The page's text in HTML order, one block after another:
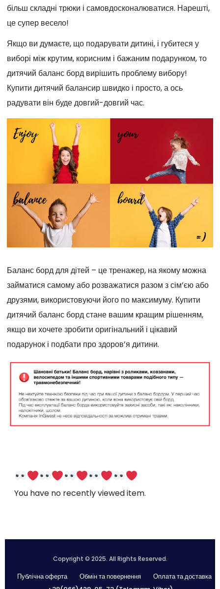
більш складні трюки і самовдосконалюватися. Нарешті,
це супер весело!
Якщо ви думаєте, що подарувати дитині, і губитеся у
виборі між крутим, корисним і бажаним подарунком, то
дитячий баланс борд вирішить проблему вибору!
Купити дитячий балансир швидко і просто, а ось
радувати він буде довгий-довгий час.
Баланс борд для дітей – це тренажер, на якому можна
займатися самому або розважатися разом з сім’єю або
друзями, використовуючи його по максимуму. Купити
дитячий баланс борд стане вашим кращим рішенням,
якщо ви хочете зробити оригінальний і цікавий
подарунок і подбати про здоров’я дитини.
You have no recently viewed item.
Copyright © 2025. All Rights Reserved.
Публічна оферта Обмін та повернення
Оплата та доставка